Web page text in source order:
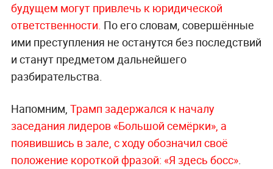
будущем могут привлечь к юридической
ответственности. По его словам, совершённые
ими преступления не останутся без последствий
и станут предметом дальнейшего
разбирательства.
Напомним, Трамп задержался к началу
заседания лидеров «Большой семёрки», а
появившись в зале, с ходу обозначил своё
положение короткой фразой: «Я здесь босс».